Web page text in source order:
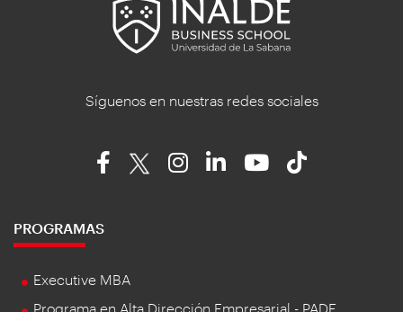
Síguenos en nuestras redes sociales
PROGRAMAS
Executive MBA
Programa en Alta Dirección Empresarial - PADE